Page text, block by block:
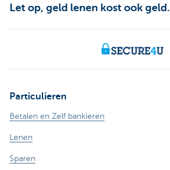
Let op, geld lenen kost ook geld.
Particulieren
Betalen en Zelf bankieren
Lenen
Sparen